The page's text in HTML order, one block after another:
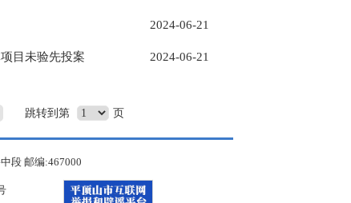
2024-06-21
目未验先投案 2024-06-21
跳转到第 页
段 邮编:467000